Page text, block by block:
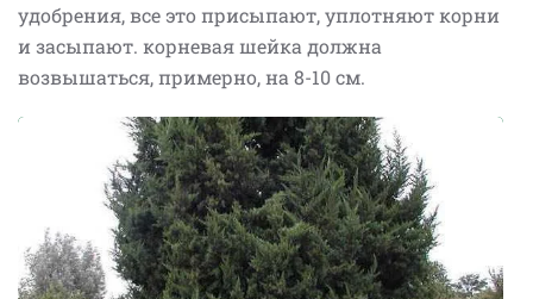
удобрения, все это присыпают, уплотняют корни
и засыпают. корневая шейка должна
возвышаться, примерно, на 8-10 см.